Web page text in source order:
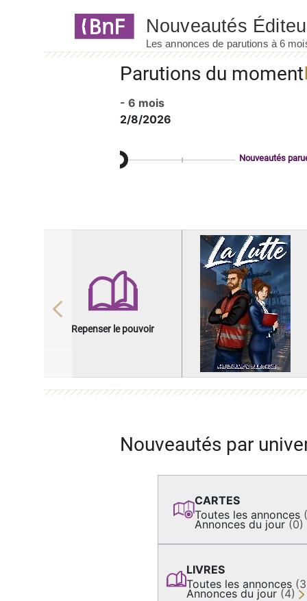
Parutions du moment
- 6 mois
2/8/2026
Nouveautés
Repenser le pouvoir
Previous
Nouveautés par
CARTES
Toutes les annonces
Annonces du jour (0)
LIVRES
Toutes les annonces
Annonces du jour (4)